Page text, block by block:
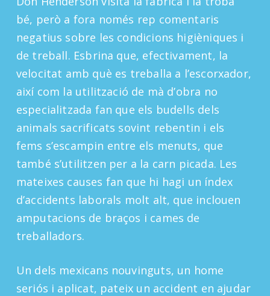
bé, però a fora només rep comentaris
negatius sobre les condicions higièniques i
de treball. Esbrina que, efectivament, la
velocitat amb què es treballa a l’escorxador,
així com la utilització de mà d’obra no
especialitzada fan que els budells dels
animals sacrificats sovint rebentin i els
fems s’escampin entre els menuts, que
també s’utilitzen per a la carn picada. Les
mateixes causes fan que hi hagi un índex
d’accidents laborals molt alt, que inclouen
amputacions de braços i cames de
treballadors.
Un dels mexicans nouvinguts, un home
seriós i aplicat, pateix un accident en ajudar